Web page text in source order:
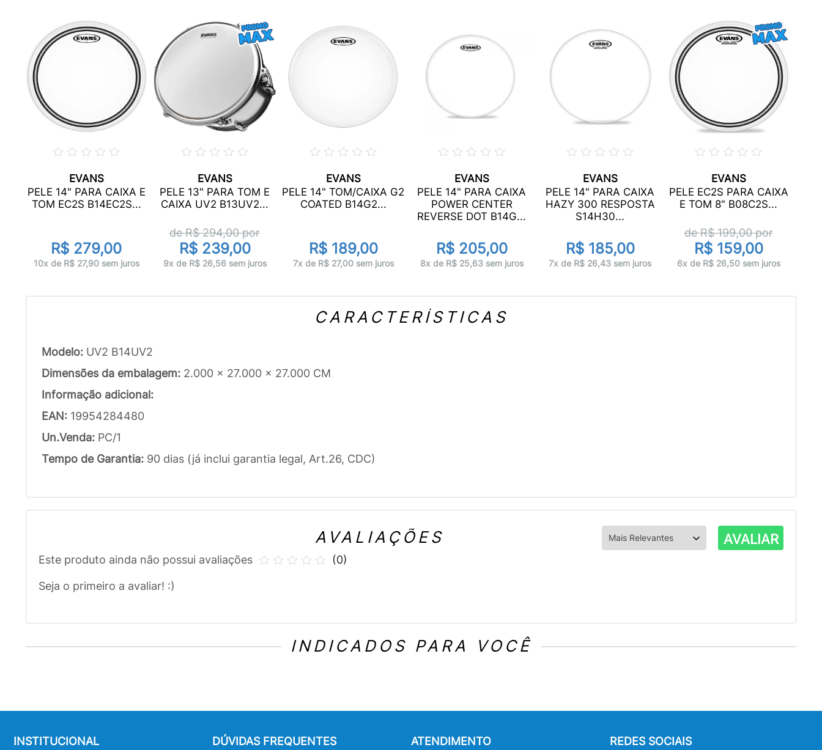
EVANS
PELE 14" PARA CAIXA E
TOM EC2S B14EC2S...
R$ 279,00
10x de R$ 27,90 sem juros
EVANS
PELE 13" PARA TOM E
CAIXA UV2 B13UV2...
de R$294,00por
R$ 239,00
9x de R$ 26,56 sem juros
EVANS
PELE 14" TOM/CAIXA G2
COATED B14G2...
R$ 189,00
7x de R$ 27,00 sem juros
EVANS
PELE 14" PARA CAIXA
POWER CENTER
REVERSE DOT B14G...
R$ 205,00
8x de R$ 25,63 sem juros
EVANS
PELE 14" PARA CAIXA
HAZY 300 RESPOSTA
S14H30...
R$ 185,00
7x de R$ 26,43 sem juros
EVANS
PELE EC2S PARA CAIXA
E TOM 8" B08C2S...
de R$199,00por
R$ 159,00
6x de R$ 26,50 sem juros
CARACTERÍSTICAS
Modelo: UV2 B14UV2
Dimensões da embalagem: 2.000 x 27.000 x 27.000 CM
Informação adicional:
EAN: 19954284480
Un.Venda: PC/1
Tempo de Garantia: 90 dias (já inclui garantia legal, Art.26, CDC)
AVALIAÇÕES AVALIAR
Este produto ainda não possui avaliações
Seja o primeiro a avaliar! :)
(0)
INDICADOS PARA VOCÊ
INSTITUCIONAL DÚVIDAS FREQUENTES ATENDIMENTO REDES SOCIAIS